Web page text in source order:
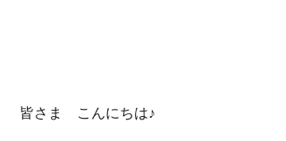
皆さま　こんにちは♪